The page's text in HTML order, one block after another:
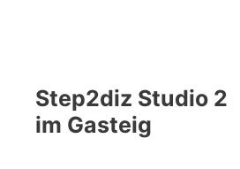
Step2diz Studio 2
im Gasteig